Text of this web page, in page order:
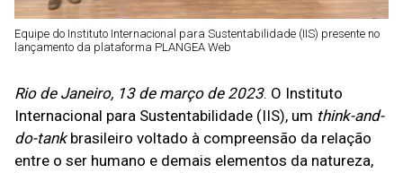
Equipe do Instituto Internacional para Sustentabilidade (IIS) presente no
lançamento da plataforma PLANGEA Web
Rio de Janeiro, 13 de março de 2023. O Instituto
Internacional para Sustentabilidade (IIS), um think-and-
do-tankbrasileiro voltado à compreensão da relação
entre o ser humano e demais elementos da natureza,